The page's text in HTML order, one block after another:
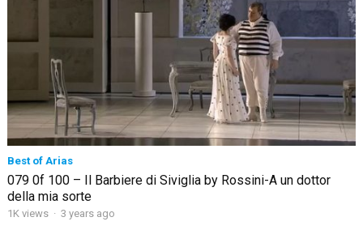
Best of Arias
079 0f 100 – Il Barbiere di Siviglia by Rossini-A un dottor
della mia sorte
1K views · 3 years ago